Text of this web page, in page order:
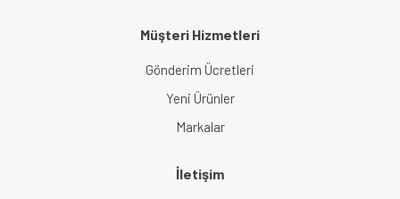
Müşteri Hizmetleri
Gönderim Ücretleri
Yeni Ürünler
Markalar
İletişim